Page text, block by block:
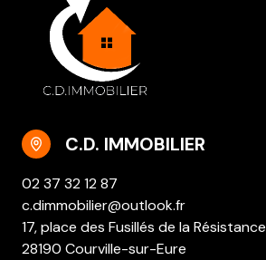
C.D. IMMOBILIER
02 37 32 12 87
c.dimmobilier@outlook.fr
17, place des Fusillés de la Résistance
28190 Courville-sur-Eure